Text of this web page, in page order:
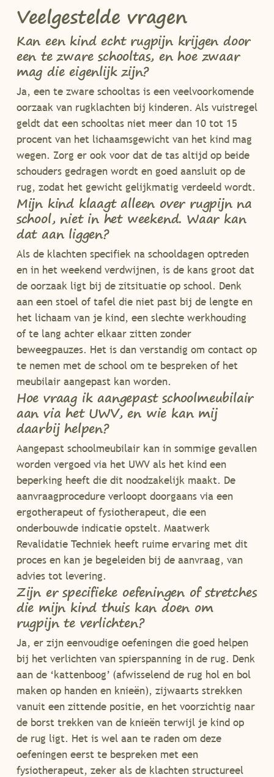
Veelgestelde vragen
Kan een kind echt rugpijn krijgen door
een te zware schooltas, en hoe zwaar
mag die eigenlijk zijn?
Ja, een te zware schooltas is een veelvoorkomende
oorzaak van rugklachten bij kinderen. Als vuistregel
geldt dat een schooltas niet meer dan 10 tot 15
procent van het lichaamsgewicht van het kind mag
wegen. Zorg er ook voor dat de tas altijd op beide
schouders gedragen wordt en goed aansluit op de
rug, zodat het gewicht gelijkmatig verdeeld wordt.
Mijn kind klaagt alleen over rugpijn na
school, niet in het weekend. Waar kan
dat aan liggen?
Als de klachten specifiek na schooldagen optreden
en in het weekend verdwijnen, is de kans groot dat
de oorzaak ligt bij de zitsituatie op school. Denk
aan een stoel of tafel die niet past bij de lengte en
het lichaam van je kind, een slechte werkhouding
of te lang achter elkaar zitten zonder
beweegpauzes. Het is dan verstandig om contact op
te nemen met de school om te bespreken of het
meubilair aangepast kan worden.
Hoe vraag ik aangepast schoolmeubilair
aan via het UWV, en wie kan mij
daarbij helpen?
Aangepast schoolmeubilair kan in sommige gevallen
worden vergoed via het UWV als het kind een
beperking heeft die dit noodzakelijk maakt. De
aanvraagprocedure verloopt doorgaans via een
ergotherapeut of fysiotherapeut, die een
onderbouwde indicatie opstelt. Maatwerk
Revalidatie Techniek heeft ruime ervaring met dit
proces en kan je begeleiden bij de aanvraag, van
advies tot levering.
Zijn er specifieke oefeningen of stretches
die mijn kind thuis kan doen om
rugpijn te verlichten?
Ja, er zijn eenvoudige oefeningen die goed helpen
bij het verlichten van spierspanning in de rug. Denk
aan de ‘kattenboog’ (afwisselend de rug hol en bol
maken op handen en knieën), zijwaarts strekken
vanuit een zittende positie, en het voorzichtig naar
de borst trekken van de knieën terwijl je kind op
de rug ligt. Het is wel aan te raden om deze
oefeningen eerst te bespreken met een
fysiotherapeut, zeker als de klachten structureel